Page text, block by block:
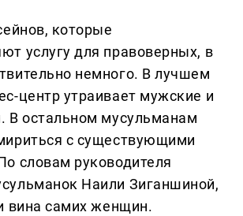
которые
услугу для правоверных, в
немного. В лучшем
центр утраивает мужские и
В остальном мусульманам
с существующими
словам руководителя
Наили Зиганшиной,
вина самих женщин.